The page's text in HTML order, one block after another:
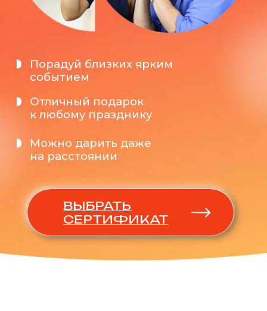
СЕРТИФИКАТ
Можно дарить даже
на расстоянии